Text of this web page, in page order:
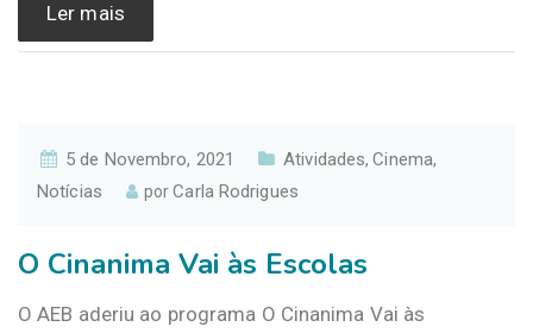
Ler mais
5 de Novembro, 2021 Atividades,Cinema,
Notícias porCarla Rodrigues
O Cinanima Vai às Escolas
O AEB aderiu ao programa O Cinanima Vai às